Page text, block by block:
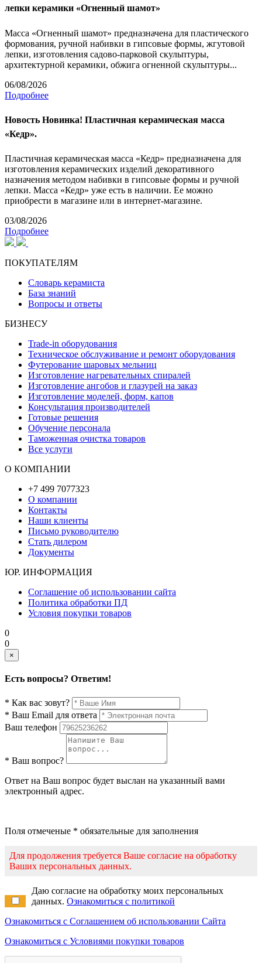
лепки керамики «Огненный шамот»
Масса «Огненный шамот» предназначена для пластического
формования, ручной набивки в гипсовые формы, жгутовой
лепки, изготовления садово-парковой скульптуры,
архитектурной керамики, обжига огненной скульптуры...
06/08/2026
Подробнее
Новость Новинка! Пластичная керамическая масса
«Кедр».
Пластичная керамическая масса «Кедр» предназначена для
изготовления керамических изделий декоративного
назначения методом набивки в гипсовые формы и ручной
лепки. Масса «Кедр» уже есть в наличии. Ее можно
приобрести в магазине или в интернет-магазине.
03/08/2026
Подробнее
ПОКУПАТЕЛЯМ
Словарь керамиста
База знаний
Вопросы и ответы
БИЗНЕСУ
Trade-in оборудования
Техническое обслуживание и ремонт оборудования
Футерование шаровых мельниц
Изготовление нагревательных спиралей
Изготовление ангобов и глазурей на заказ
Изготовление моделей, форм, капов
Консультация производителей
Готовые решения
Обучение персонала
Таможенная очистка товаров
Все услуги
О КОМПАНИИ
+7 499 7077323
О компании
Контакты
Наши клиенты
Письмо руководителю
Стать дилером
Документы
ЮР. ИНФОРМАЦИЯ
Соглашение об использовании сайта
Политика обработки ПД
Условия покупки товаров
0
0
×
Есть вопросы? Ответим!
* Как вас зовут?
* Ваш Email для ответа
Ваш телефон
* Ваш вопрос?
Ответ на Ваш вопрос будет выслан на указанный вами
электронный адрес.
Поля отмеченые * обязательные для заполнения
Для продолжения требуется Ваше согласие на обработку
Ваших персональных данных.
Даю согласие на обработку моих персональных
данных. Ознакомиться с политикой
Ознакомиться с Соглашением об использовании Сайта
Ознакомиться с Условиями покупки товаров